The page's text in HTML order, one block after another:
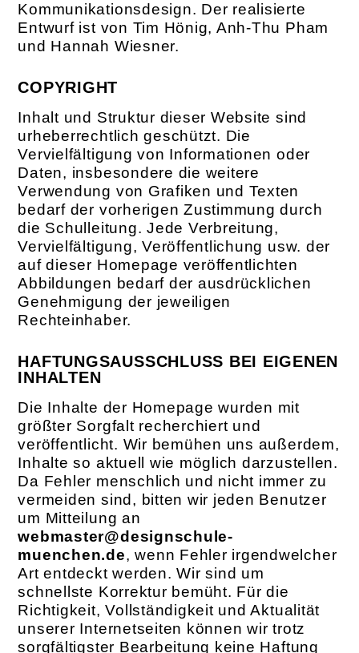
Kommunikationsdesign. Der realisierte
Entwurf ist von Tim Hönig, Anh-Thu Pham
und Hannah Wiesner.
COPYRIGHT
Inhalt und Struktur dieser Website sind
urheberrechtlich geschützt. Die
Vervielfältigung von Informationen oder
Daten, insbesondere die weitere
Verwendung von Grafiken und Texten
bedarf der vorherigen Zustimmung durch
die Schulleitung. Jede Verbreitung,
Vervielfältigung, Veröffentlichung usw. der
auf dieser Homepage veröffentlichten
Abbildungen bedarf der ausdrücklichen
Genehmigung der jeweiligen
Rechteinhaber.
HAFTUNGSAUSSCHLUSS BEI EIGENEN
INHALTEN
Die Inhalte der Homepage wurden mit
größter Sorgfalt recherchiert und
veröffentlicht. Wir bemühen uns außerdem,
Inhalte so aktuell wie möglich darzustellen.
Da Fehler menschlich und nicht immer zu
vermeiden sind, bitten wir jeden Benutzer
um Mitteilung an
webmaster@designschule-
muenchen.de, wenn Fehler irgendwelcher
Art entdeckt werden. Wir sind um
schnellste Korrektur bemüht. Für die
Richtigkeit, Vollständigkeit und Aktualität
unserer Internetseiten können wir trotz
sorgfältigster Bearbeitung keine Haftung